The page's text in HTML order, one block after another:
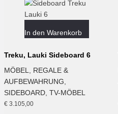
In den Warenkorb
Treku, Lauki Sideboard 6
MÖBEL
REGALE &
AUFBEWAHRUNG
SIDEBOARD TV-MÖBEL
€ 3.105,00